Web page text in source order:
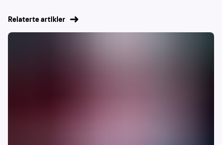
Relaterte artikler